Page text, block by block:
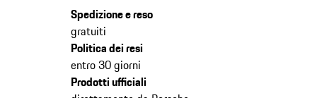
Spedizione e reso
gratuiti
Politica dei resi
entro 30 giorni
Prodotti ufficiali